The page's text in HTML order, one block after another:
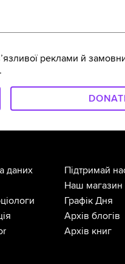
реклами й
даних
Підтримай
Наш магазин
Графік Дня
Архів блогів
Архів книг